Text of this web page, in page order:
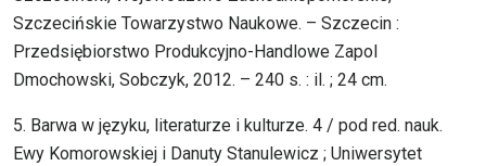
Szczecińskie Towarzystwo Naukowe. – Szczecin :
Przedsiębiorstwo Produkcyjno-Handlowe Zapol
Dmochowski, Sobczyk, 2012. – 240 s. : il. ; 24 cm.
5. Barwa w języku, literaturze i kulturze. 4 / pod red. nauk.
Ewy Komorowskiej i Danuty Stanulewicz ; Uniwersytet